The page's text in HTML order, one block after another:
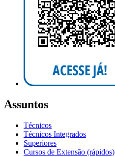
Assuntos
Técnicos
Técnicos Integrados
Superiores
Cursos de Extensão (rápidos)